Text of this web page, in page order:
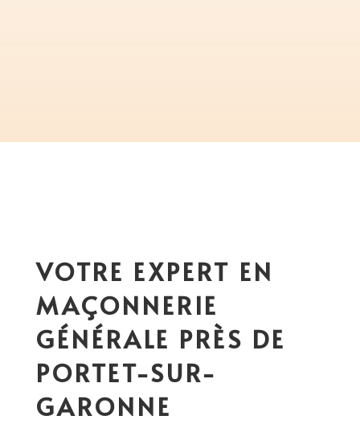
VOTRE EXPERT EN
MAÇONNERIE
GÉNÉRALE PRÈS DE
PORTET-SUR-
GARONNE